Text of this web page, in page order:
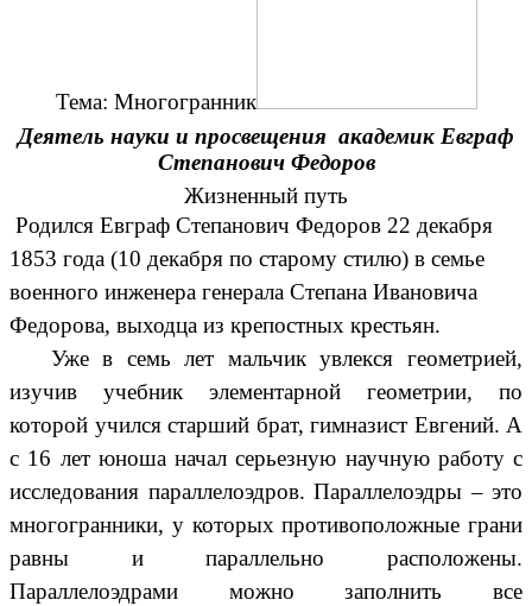
Тема: Многогранник
Деятель науки и просвещения академик Евграф
Степанович Федоров
Жизненный путь
Родился Евграф Степанович Федоров 22 декабря
1853 года (10 декабря по старому стилю) в семье
военного инженера генерала Степана Ивановича
Федорова, выходца из крепостных крестьян.
Уже в семь лет мальчик увлекся геометрией,
изучив учебник элементарной геометрии, по
которой учился старший брат, гимназист Евгений. А
с 16 лет юноша начал серьезную научную работу с
исследования параллелоэдров. Параллелоэдры – это
многогранники, у которых противоположные грани
равны и параллельно расположены.
Параллелоэдрами можно заполнить все